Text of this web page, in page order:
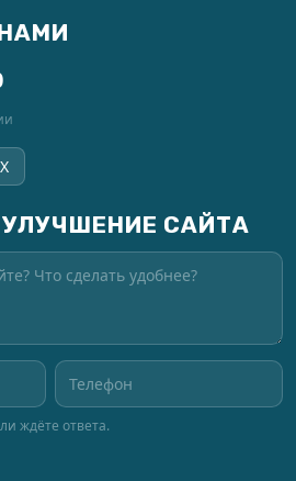
САЙТА
ждёте ответа.